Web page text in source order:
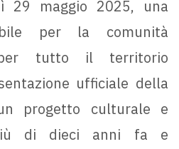
29 maggio 2025, una
per la comunità
tutto il territorio
ufficiale della
progetto culturale e
di dieci anni fa e